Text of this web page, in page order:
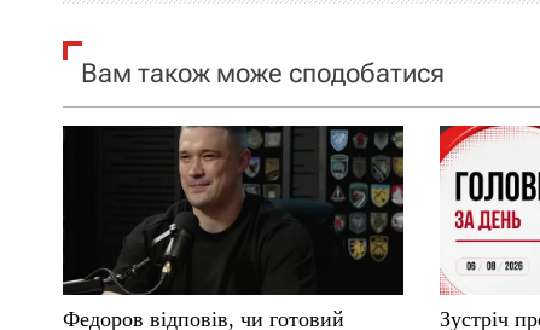
я
а
и
с
Вам також може сподобатися
Федоров відповів, чи готовий
Зустріч